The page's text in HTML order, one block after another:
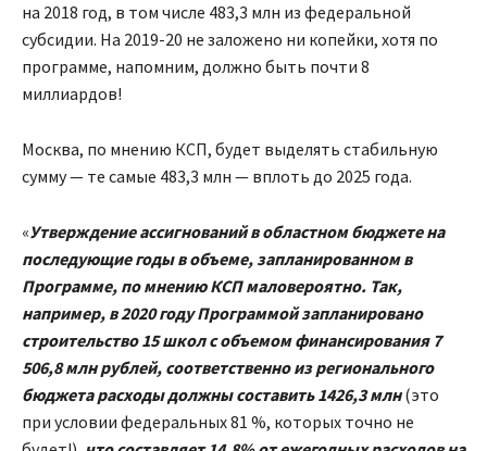
на 2018 год, в том числе 483,3 млн из федеральной
субсидии. На 2019-20 не заложено ни копейки, хотя по
программе, напомним, должно быть почти 8
миллиардов!
Москва, по мнению КСП, будет выделять стабильную
сумму — те самые 483,3 млн — вплоть до 2025 года.
«Утверждение ассигнований в областном бюджете на
последующие годы в объеме, запланированном в
Программе, по мнению КСП маловероятно. Так,
например, в 2020 году Программой запланировано
строительство 15 школ с объемом финансирования 7
506,8 млн рублей, соответственно из регионального
бюджета расходы должны составить 1426,3 млн(это
при условии федеральных 81 %, которых точно не